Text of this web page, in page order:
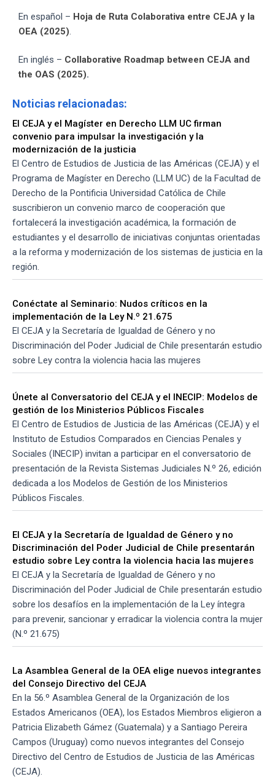
En español – Hoja de Ruta Colaborativa entre CEJA y la
OEA (2025).
En inglés – Collaborative Roadmap between CEJA and
the OAS (2025).
Noticias relacionadas:
El CEJA y el Magíster en Derecho LLM UC firman
convenio para impulsar la investigación y la
modernización de la justicia
El Centro de Estudios de Justicia de las Américas (CEJA) y el
Programa de Magíster en Derecho (LLM UC) de la Facultad de
Derecho de la Pontificia Universidad Católica de Chile
suscribieron un convenio marco de cooperación que
fortalecerá la investigación académica, la formación de
estudiantes y el desarrollo de iniciativas conjuntas orientadas
a la reforma y modernización de los sistemas de justicia en la
región.
Conéctate al Seminario: Nudos críticos en la
implementación de la Ley N.º 21.675
El CEJA y la Secretaría de Igualdad de Género y no
Discriminación del Poder Judicial de Chile presentarán estudio
sobre Ley contra la violencia hacia las mujeres
Únete al Conversatorio del CEJA y el INECIP: Modelos de
gestión de los Ministerios Públicos Fiscales
El Centro de Estudios de Justicia de las Américas (CEJA) y el
Instituto de Estudios Comparados en Ciencias Penales y
Sociales (INECIP) invitan a participar en el conversatorio de
presentación de la Revista Sistemas Judiciales N.º 26, edición
dedicada a los Modelos de Gestión de los Ministerios
Públicos Fiscales.
El CEJA y la Secretaría de Igualdad de Género y no
Discriminación del Poder Judicial de Chile presentarán
estudio sobre Ley contra la violencia hacia las mujeres
El CEJA y la Secretaría de Igualdad de Género y no
Discriminación del Poder Judicial de Chile presentarán estudio
sobre los desafíos en la implementación de la Ley íntegra
para prevenir, sancionar y erradicar la violencia contra la mujer
(N.º 21.675)
La Asamblea General de la OEA elige nuevos integrantes
del Consejo Directivo del CEJA
En la 56.º Asamblea General de la Organización de los
Estados Americanos (OEA), los Estados Miembros eligieron a
Patricia Elizabeth Gámez (Guatemala) y a Santiago Pereira
Campos (Uruguay) como nuevos integrantes del Consejo
Directivo del Centro de Estudios de Justicia de las Américas
(CEJA).